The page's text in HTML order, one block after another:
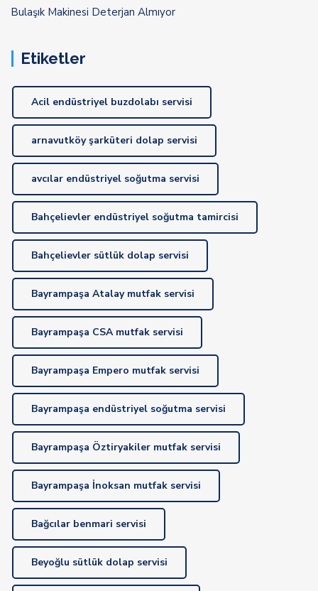
Bulaşık Makinesi Deterjan Almıyor
Etiketler
Acil endüstriyel buzdolabı servisi
arnavutköy şarküteri dolap servisi
avcılar endüstriyel soğutma servisi
Bahçelievler endüstriyel soğutma tamircisi
Bahçelievler sütlük dolap servisi
Bayrampaşa Atalay mutfak servisi
Bayrampaşa CSA mutfak servisi
Bayrampaşa Empero mutfak servisi
Bayrampaşa endüstriyel soğutma servisi
Bayrampaşa Öztiryakiler mutfak servisi
Bayrampaşa İnoksan mutfak servisi
Bağcılar benmari servisi
Beyoğlu sütlük dolap servisi